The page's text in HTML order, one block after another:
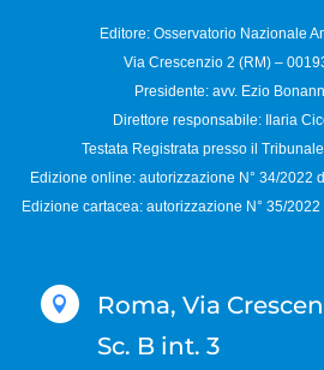
Editore: Osservatorio Nazionale
Via Crescenzio 2 (RM) –
Presidente: avv. Ezio
Direttore responsabile: Ilaria
Testata Registrata presso il
Edizione online: autorizzazione N° 34/2022
Edizione cartacea: autorizzazione N° 35/2022

Roma, Via
Sc. B int. 3